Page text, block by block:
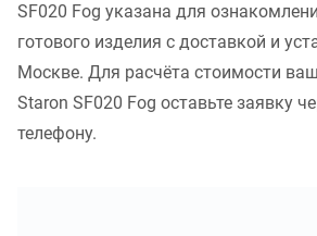
SF020 Fog указана для
готового изделия с доставкой и
Москве. Для расчёта стоимости
Staron SF020 Fog оставьте заявку
телефону.